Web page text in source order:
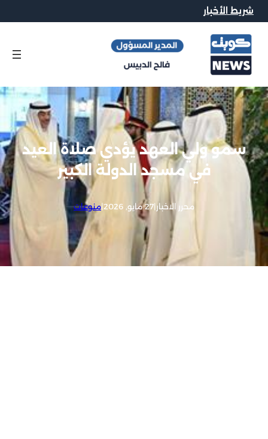
شريط الأخبار
سمو ولي العهد يؤدي صلاة العيد
في مسجد الدولة الكبير
محرر الاخبار |27 مايو, 2026 |منوعات